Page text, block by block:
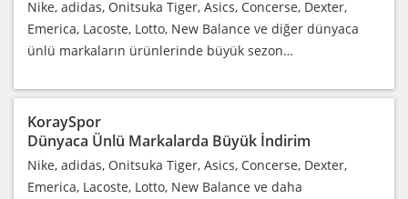
Nike, adidas, Onitsuka Tiger, Asics, Concerse, Dexter,
Emerica, Lacoste, Lotto, New Balance ve diğer dünyaca
ünlü markaların ürünlerinde büyük sezon…
KoraySpor
Dünyaca Ünlü Markalarda Büyük İndirim
Nike, adidas, Onitsuka Tiger, Asics, Concerse, Dexter,
Emerica, Lacoste, Lotto, New Balance ve daha